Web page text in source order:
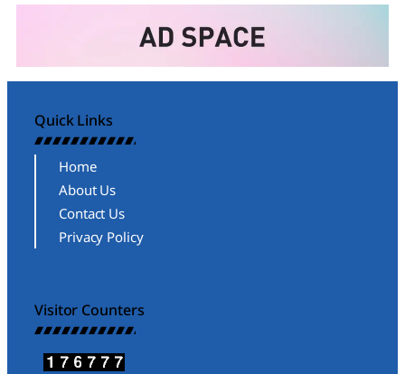
Quick Links
Home
About Us
Contact Us
Privacy Policy
Visitor Counters